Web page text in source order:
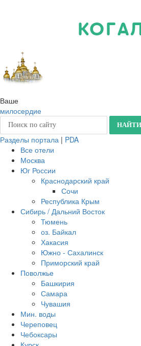
Ваше
милосердие
Разделы портала | PDA
Все отели
Москва
Юг России
Краснодарский край
Сочи
Республика Крым
Сибирь / Дальний Восток
Тюмень
оз. Байкал
Хакасия
Южно - Сахалинск
Приморский край
Поволжье
Башкирия
Самара
Чувашия
Мин. воды
Череповец
Чебоксары